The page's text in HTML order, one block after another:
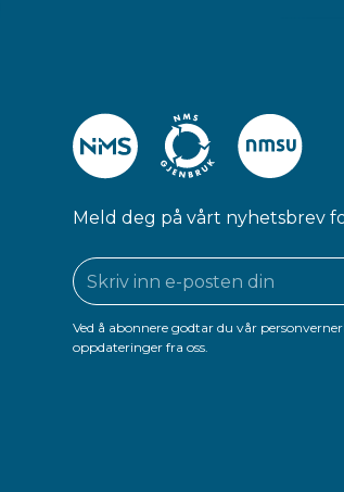
Meld deg på vårt nyhetsbrev
Ved å abonnere godtar du vår
oppdateringer fra oss.